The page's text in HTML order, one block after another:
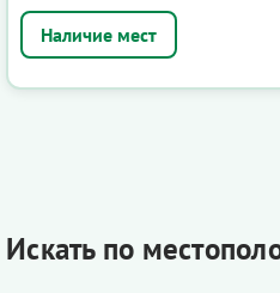
Искать по